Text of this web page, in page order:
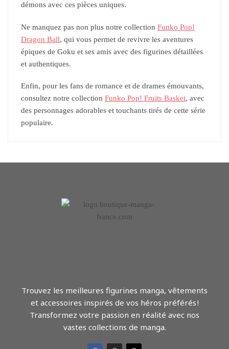
démons avec ces pièces uniques.
Ne manquez pas non plus notre collection Funko Pop!
Dragon Ball, qui vous permet de revivre les aventures
épiques de Goku et ses amis avec des figurines détaillées
et authentiques.
Enfin, pour les fans de romance et de drames émouvants,
consultez notre collection Funko Pop! Fruits Basket, avec
des personnages adorables et touchants tirés de cette série
populaire.
Trouvez les meilleures figurines manga, vêtements
et accessoires inspirés de vos héros préférés !
Transformez votre passion en réalité avec nos
vastes collections de manga.